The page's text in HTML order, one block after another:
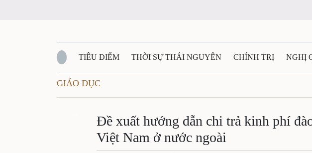
TIÊU ĐIỂM THỜI SỰ THÁI NGUYÊN CHÍNH TRỊ NGHỊ
QUỐC PHÒNG - AN NINH
QUÊ HƯƠNG - ĐẤT NƯỚC QUỐC TẾ TÀI NGUYÊN - MÔI
VĂN BẢN, CHÍNH SÁCH MỚI VĂN NGHỆ THÁI NGUYÊN
GIÁO DỤC
Đề xuất hướng dẫn chi trả kinh
học sinh Việt Nam ở nước ngoài